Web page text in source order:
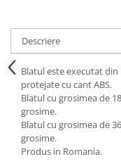
Descriere
Blatul este executat din
protejate cu cant ABS.
Blatul cu grosimea de
grosime.
Blatul cu grosimea de
grosime.
Produs in Romania.